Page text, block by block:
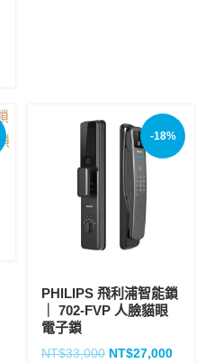
-18%
PHILIPS 飛利浦智能鎖
｜ 702-FVP 人臉貓眼
電子鎖
NT$33,000 NT$27,000